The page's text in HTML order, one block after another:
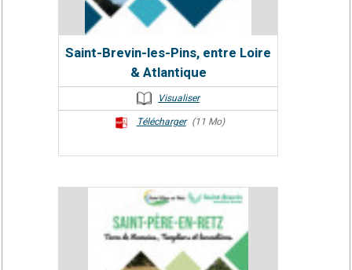
Saint-Brevin-les-Pins, entre Loire
& Atlantique
Visualiser
Télécharger (11 Mo)